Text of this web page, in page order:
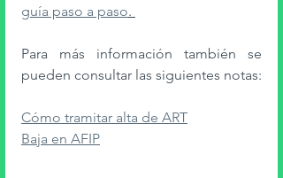
guía paso a paso.
Para más información también se
Cómo tramitar alta de ART
Baja en AFIP